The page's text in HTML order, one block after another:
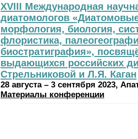
XVIII Международная
диатомологов
морфология, биология,
флористика,
биостратиграфия»,
выдающихся российских
Стрельниковой и Л.Я. Каган
28 августа – 3 сентября 2023,
Материалы конференции